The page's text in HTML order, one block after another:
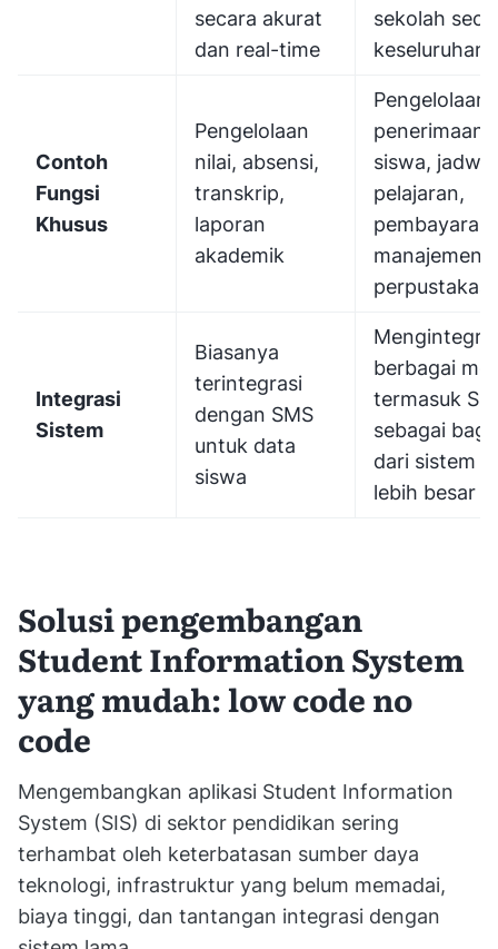
secara akurat
dan real-time
sekolah
keseluruhan
Contoh
Fungsi
Khusus
Pengelolaan
nilai, absensi,
transkrip,
laporan
akademik
Pengelolaan
penerimaan
siswa, jadwal
pelajaran,
pembayaran
manajemen
Integrasi
Sistem
Biasanya
terintegrasi
dengan SMS
untuk data
siswa
berbagai
termasuk SIS
sebagai
dari sistem
lebih besar
Solusi pengembangan
Student Information System
yang mudah: low code no
code
Mengembangkan aplikasi Student Information
System (SIS) di sektor pendidikan sering
terhambat oleh keterbatasan sumber daya
teknologi, infrastruktur yang belum memadai,
biaya tinggi, dan tantangan integrasi dengan